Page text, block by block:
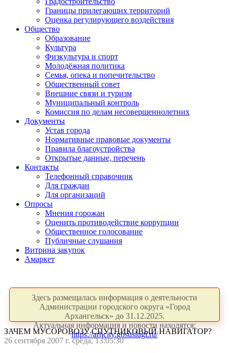
Границы прилегающих территорий
Оценка регулирующего воздействия
Общество
Образование
Культура
Физкультура и спорт
Молодёжная политика
Семья, опека и попечительство
Общественный совет
Внешние связи и туризм
Муниципальный контроль
Комиссия по делам несовершеннолетних
Документы
Устав города
Нормативные правовые документы
Правила благоустройства
Открытые данные, перечень
Контакты
Телефонный справочник
Для граждан
Для организаций
Опросы
Мнения горожан
Оценить противодействие коррупции
Общественное голосование
Публичные слушания
Витрина закупок
Амаркет
Здесь размещалась информация о деятельности
Администрации городского округа «Город
Архангельск» до 31.12.2025.
Актуальная информация и новости находятся:
https://arhcity.gosuslugi.ru/
ЗАЧЕМ МУСОРОВОЗУ СПУТНИКОВЫЙ НАВИГАТОР?
26 сентября 2007 г. среда, 13:05:30